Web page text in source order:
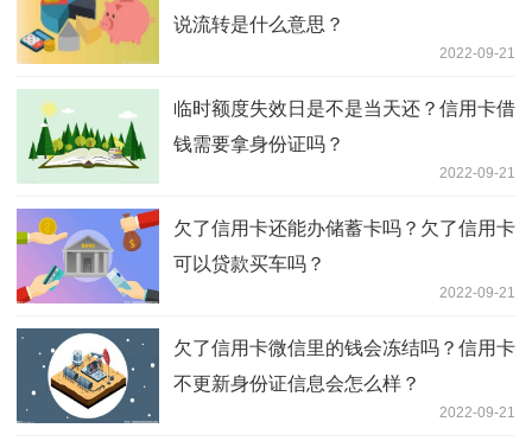
说流转是什么意思？
2022-09-21
临时额度失效日是不是当天还？信用卡借
钱需要拿身份证吗？
2022-09-21
欠了信用卡还能办储蓄卡吗？欠了信用卡
可以贷款买车吗？
2022-09-21
欠了信用卡微信里的钱会冻结吗？信用卡
不更新身份证信息会怎么样？
2022-09-21